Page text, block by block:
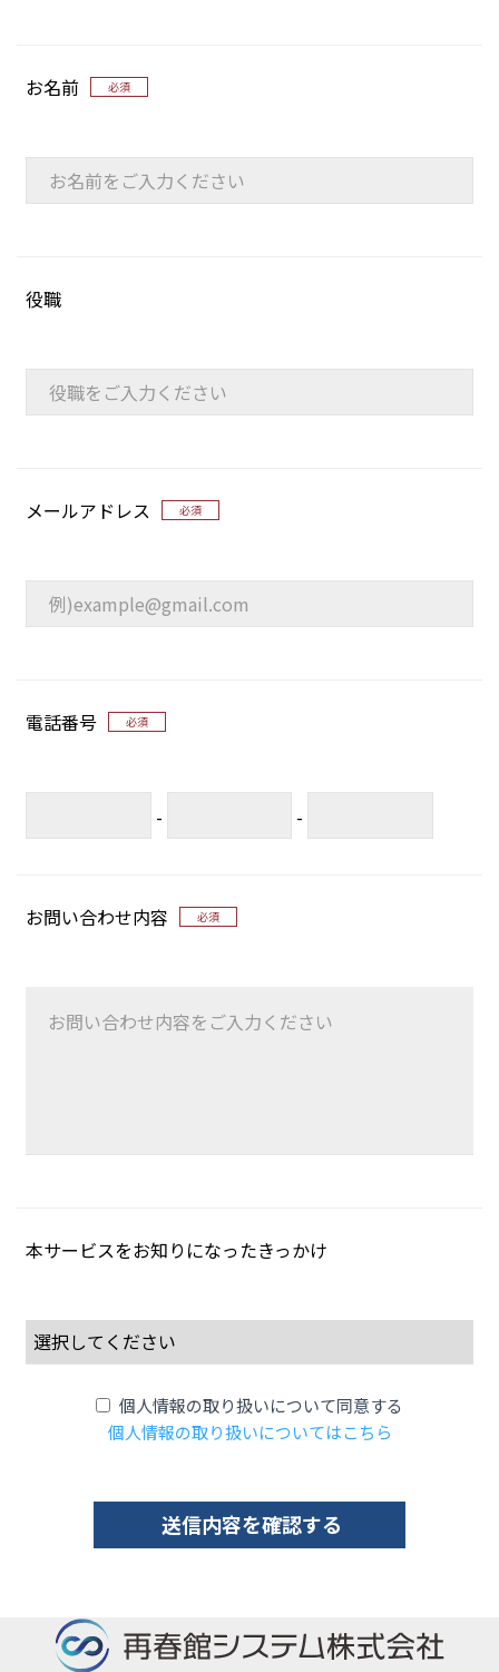
お名前 必須
役職
メールアドレス 必須
電話番号 必須
- -
お問い合わせ内容 必須
本サービスをお知りになったきっかけ
個人情報の取り扱いについて同意する
個人情報の取り扱いについてはこちら